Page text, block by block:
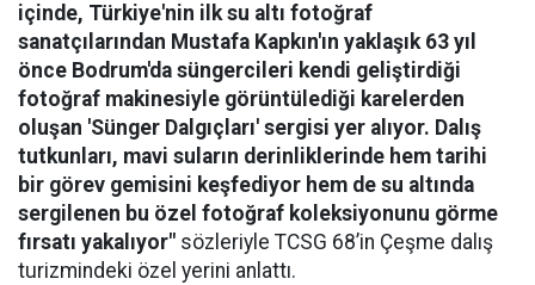
içinde, Türkiye'nin ilk su altı fotoğraf
sanatçılarından Mustafa Kapkın'ın yaklaşık 63 yıl
önce Bodrum'da süngercileri kendi geliştirdiği
fotoğraf makinesiyle görüntülediği karelerden
oluşan 'Sünger Dalgıçları' sergisi yer alıyor. Dalış
tutkunları, mavi suların derinliklerinde hem tarihi
bir görev gemisini keşfediyor hem de su altında
sergilenen bu özel fotoğraf koleksiyonunu görme
fırsatı yakalıyor" sözleriyle TCSG 68’in Çeşme dalış
turizmindeki özel yerini anlattı.